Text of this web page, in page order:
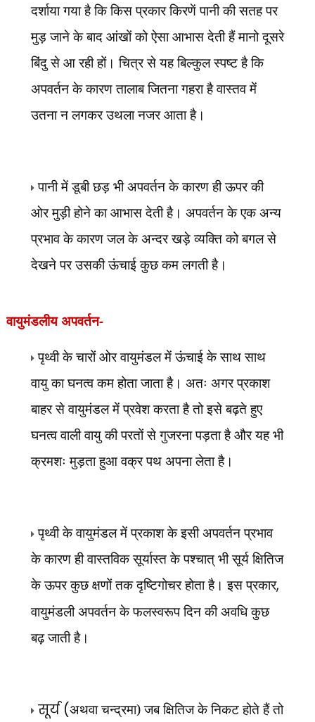
दर्शाया गया है कि किस प्रकार किरणें पानी की सतह पर
मुड़ जाने के बाद आंखों को ऐसा आभास देती हैं मानो दूसरे
बिंदु से आ रही हों। चित्र से यह बिल्कुल स्पष्ट है कि
अपवर्तन के कारण तालाब जितना गहरा है वास्तव में
उतना न लगकर उथला नजर आता है।
पानी में डूबी छड़ भी अपवर्तन के कारण ही ऊपर की
ओर मुड़ी होने का आभास देती है। अपवर्तन के एक अन्य
प्रभाव के कारण जल के अन्दर खड़े व्यक्ति को बगल से
देखने पर उसकी ऊंचाई कुछ कम लगती है।
वायुमंडलीय अपवर्तन-
पृथ्वी के चारों ओर वायुमंडल में ऊंचाई के साथ साथ
वायु का घनत्व कम होता जाता है। अतः अगर प्रकाश
बाहर से वायुमंडल में प्रवेश करता है तो इसे बढ़ते हुए
घनत्व वाली वायु की परतों से गुजरना पड़ता है और यह भी
क्रमशः मुड़ता हुआ वक्र पथ अपना लेता है।
पृथ्वी के वायुमंडल में प्रकाश के इसी अपवर्तन प्रभाव
के कारण ही वास्तविक सूर्यास्त के पश्चात् भी सूर्य क्षितिज
के ऊपर कुछ क्षणों तक दृष्टिगोचर होता है। इस प्रकार,
वायुमंडली अपवर्तन के फलस्वरूप दिन की अवधि कुछ
बढ़ जाती है।
सूर्य (अथवा चन्द्रमा) जब क्षितिज के निकट होते हैं तो